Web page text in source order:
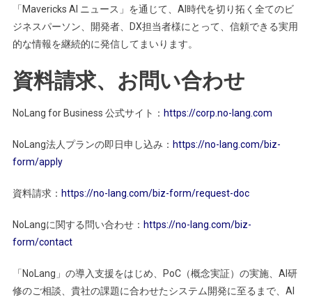
「Mavericks AI ニュース」を通じて、AI時代を切り拓く全てのビ
ジネスパーソン、開発者、DX担当者様にとって、信頼できる実用
的な情報を継続的に発信してまいります。
資料請求、お問い合わせ
NoLang for Business 公式サイト： https://corp.no-lang.com
NoLang法人プランの即日申し込み： https://no-lang.com/biz-
form/apply
資料請求： https://no-lang.com/biz-form/request-doc
NoLangに関する問い合わせ： https://no-lang.com/biz-
form/contact
「NoLang」の導入支援をはじめ、PoC（概念実証）の実施、AI研
修のご相談、貴社の課題に合わせたシステム開発に至るまで、AI